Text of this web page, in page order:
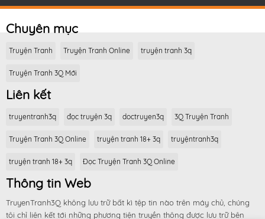
Chuyên mục
Truyện Tranh Truyện Tranh Online truyện tranh 3q
Truyện Tranh 3Q Mới
Liên kết
truyentranh3q đọc truyện 3q doctruyen3q 3Q Truyện Tranh
Truyện Tranh 3Q Online truyện tranh 18+ 3q truyệntranh3q
truyện tranh 18+ 3q Đọc Truyện Tranh 3Q Online
Thông tin Web
TruyenTranh3Q không lưu trữ bất kì tệp tin nào trên máy chủ, chúng
tôi chỉ liên kết tới những phương tiện truyền thông được lưu trữ bên